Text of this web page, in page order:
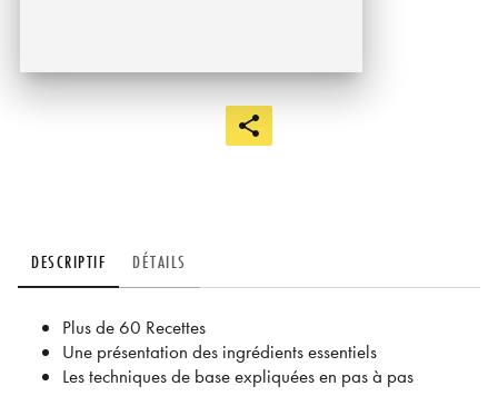
DESCRIPTIF DÉTAILS
Plus de 60 Recettes
Une présentation des ingrédients essentiels
Les techniques de base expliquées en pas à pas